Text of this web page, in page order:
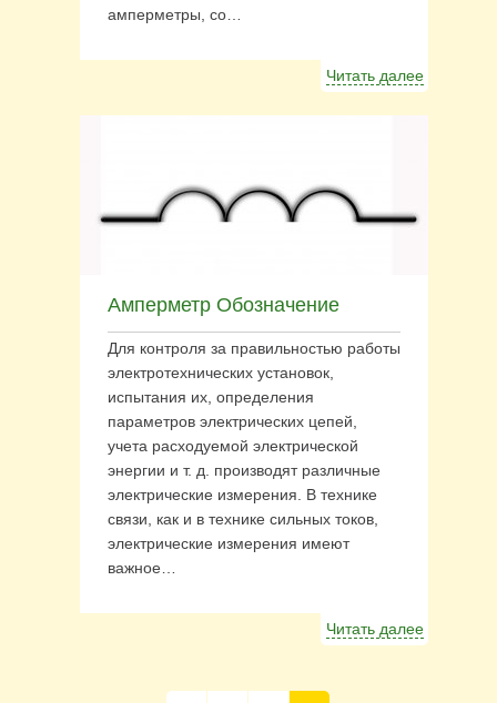
амперметры, со…
Читать далее
Амперметр Обозначение
Для контроля за правильностью работы
электротехнических установок,
испытания их, определения
параметров электрических цепей,
учета расходуемой электрической
энергии и т. д. производят различные
электрические измерения. В технике
связи, как и в технике сильных токов,
электрические измерения имеют
важное…
Читать далее